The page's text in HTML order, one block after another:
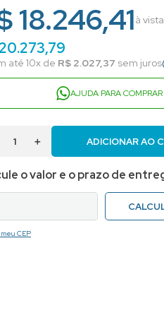
18.246,41à
.273,79
até 10x de R$ 2.027,37 sem juros
AJUDA PARA COMPRAR
＋ ADICIONAR AO
meu CEP